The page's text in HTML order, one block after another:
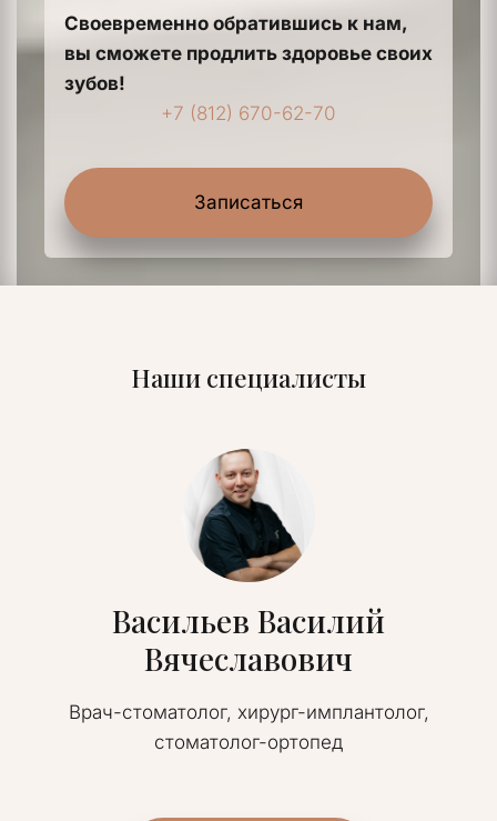
Своевременно обратившись к нам,
вы сможете продлить здоровье своих
зубов!
+7 (812) 670-62-70
Записаться
Наши специалисты
Васильев Василий
Вячеславович
Врач-стоматолог, хирург-имплантолог,
стоматолог-ортопед